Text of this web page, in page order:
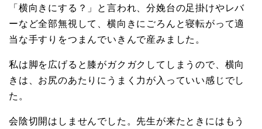
「横向きにする？」と言われ、分娩台の足掛けやレバ
ーなど全部無視して、横向きにごろんと寝転がって適
当な手すりをつまんでいきんで産みました。
私は脚を広げると膝がガクガクしてしまうので、横向
きは、お尻のあたりにうまく力が入っていい感じでし
た。
会陰切開はしませんでした。先生が来たときにはもう